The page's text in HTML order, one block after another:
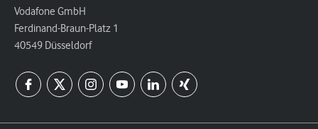
Vodafone GmbH
Ferdinand-Braun-Platz 1
40549 Düsseldorf